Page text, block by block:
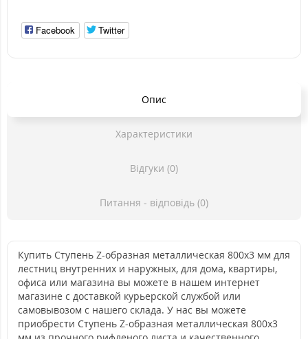
Facebook Twitter
Опис
Характеристики
Відгуки (0)
Питання - відповідь (0)
Купить Ступень Z-образная металлическая 800x3 мм для
лестниц внутренних и наружных, для дома, квартиры,
офиса или магазина вы можете в нашем интернет
магазине с доставкой курьерской службой или
самовывозом с нашего склада. У нас вы можете
приобрести Ступень Z-образная металлическая 800x3